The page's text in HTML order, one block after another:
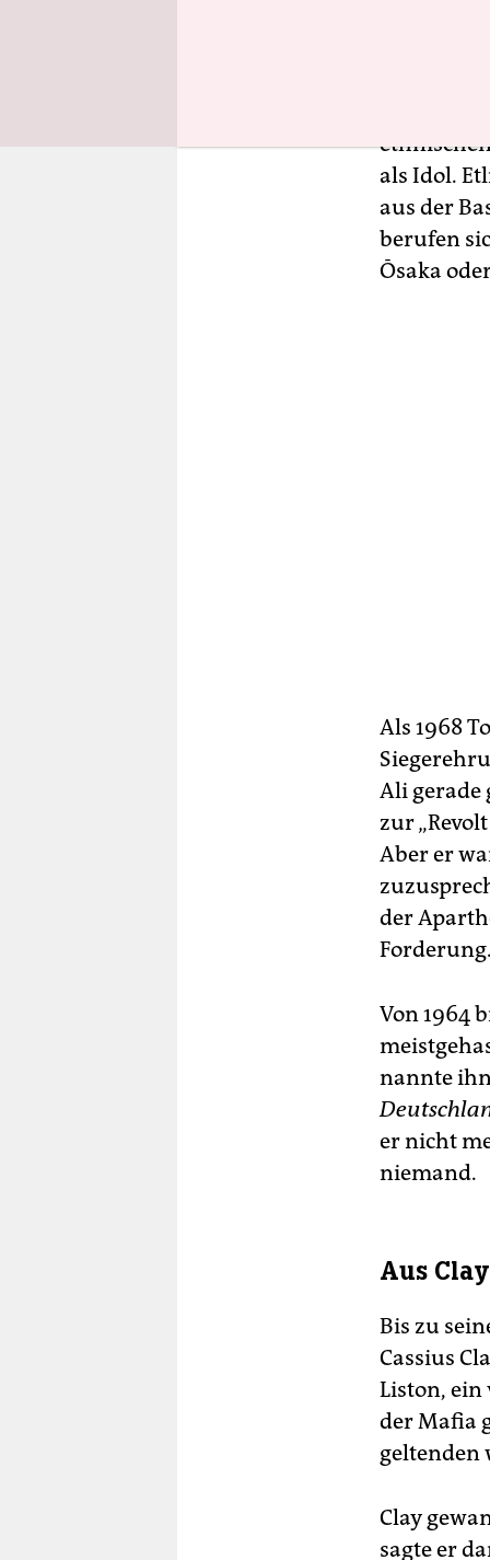
als Idol.
aus der
berufen
Ōsaka
Als 1968
Ali gerade
zur
Aber er
der
Forderung.
Von 1964
nannte
er nicht
niemand.
Aus
Bis zu
Cassius
Liston,
der Mafia
geltenden
Clay
sagte er